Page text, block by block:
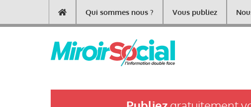
contenu
Main
navigation
Qui sommes nous ? Vous publiez